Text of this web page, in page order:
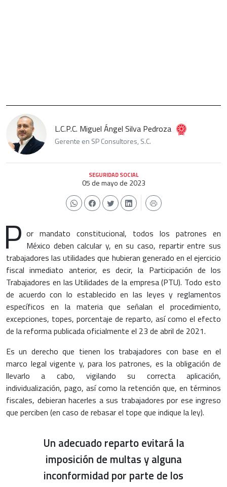
L.C.P.C. Miguel Ángel Silva Pedroza
Gerente en SP Consultores, S.C.
SEGURIDAD SOCIAL
05 de mayo de 2023
P or mandato constitucional, todos los patrones en
México deben calcular y, en su caso, repartir entre sus
trabajadores las utilidades que hubieran generado en el ejercicio
fiscal inmediato anterior, es decir, la Participación de los
Trabajadores en las Utilidades de la empresa (PTU). Todo esto
de acuerdo con lo establecido en las leyes y reglamentos
específicos en la materia que señalan el procedimiento,
excepciones, topes, porcentaje de reparto, así como el efecto
de la reforma publicada oficialmente el 23 de abril de 2021.
Es un derecho que tienen los trabajadores con base en el
marco legal vigente y, para los patrones, es la obligación de
llevarlo a cabo, vigilando su correcta aplicación,
individualización, pago, así como la retención que, en términos
fiscales, debieran hacerles a sus trabajadores por ese ingreso
que perciben (en caso de rebasar el tope que indique la ley).
Un adecuado reparto evitará la
imposición de multas y alguna
inconformidad por parte de los